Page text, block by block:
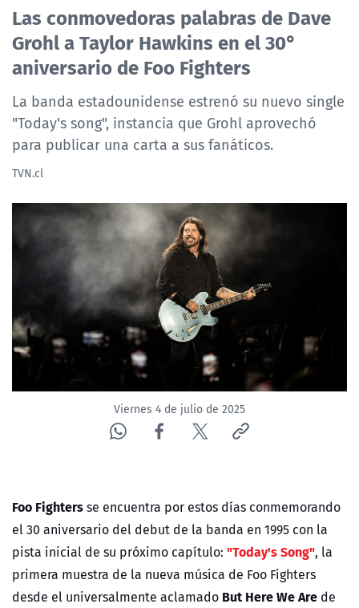
Las conmovedoras palabras de Dave
Grohl a Taylor Hawkins en el 30°
aniversario de Foo Fighters
La banda estadounidense estrenó su nuevo single
"Today's song", instancia que Grohl aprovechó
para publicar una carta a sus fanáticos.
TVN.cl
Viernes 4 de julio de 2025
Foo Fightersse encuentra por estos días conmemorando
el 30 aniversario del debut de la banda en 1995 con la
pista inicial de su próximo capítulo: "Today's Song", la
primera muestra de la nueva música de Foo Fighters
desde el universalmente aclamado But Here We Are de